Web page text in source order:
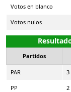
Votos en blanco
Votos nulos
Partidos
PAR 3
PP 2